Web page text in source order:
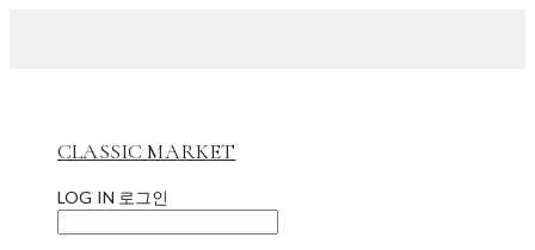
CLASSIC MARKET
LOG IN 로그인